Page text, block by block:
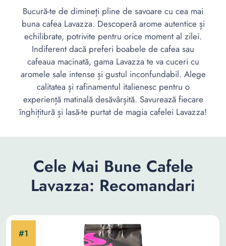
Bucură-te de dimineți pline de savoare cu cea mai
buna cafea Lavazza. Descoperă arome autentice și
echilibrate, potrivite pentru orice moment al zilei.
Indiferent dacă preferi boabele de cafea sau
cafeaua macinată, gama Lavazza te va cuceri cu
aromele sale intense și gustul inconfundabil. Alege
calitatea și rafinamentul italienesc pentru o
experiență matinală desăvârșită. Savurează fiecare
înghițitură și lasă-te purtat de magia cafelei Lavazza!
Cele Mai Bune Cafele
Lavazza: Recomandari